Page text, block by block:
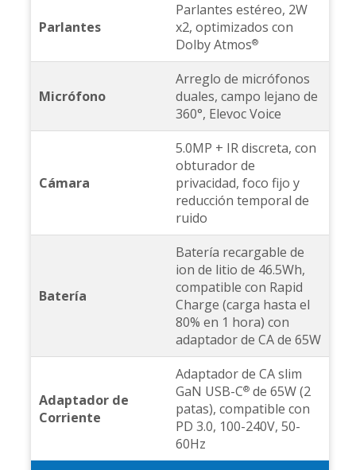
Parlantes
Parlantes estéreo, 2W
x2, optimizados con
Dolby Atmos®
Micrófono
Arreglo de micrófonos
duales, campo lejano de
360°, Elevoc Voice
Cámara
5.0MP + IR discreta, con
obturador de
privacidad, foco fijo y
reducción temporal de
ruido
Batería
Batería recargable de
ion de litio de 46.5Wh,
compatible con Rapid
Charge (carga hasta el
80% en 1 hora) con
adaptador de CA de 65W
Adaptador de
Corriente
Adaptador de CA slim
GaN USB-C®de 65W (2
patas), compatible con
PD 3.0, 100-240V, 50-
60Hz